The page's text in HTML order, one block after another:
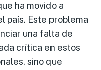
ha movido a
país. Este problema
una falta de
crítica en estos
sino que